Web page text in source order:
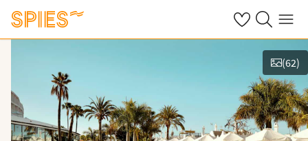
Se dine gemte
Søg påMenu
(62)